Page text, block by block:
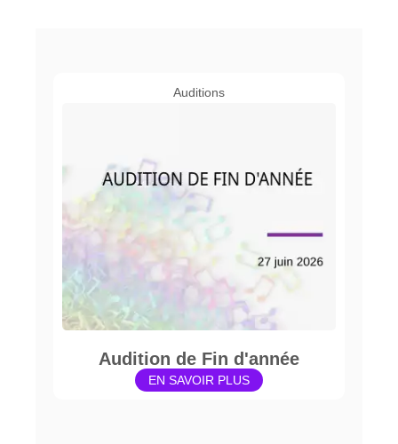
Auditions
Audition de Fin d'année
EN SAVOIR PLUS